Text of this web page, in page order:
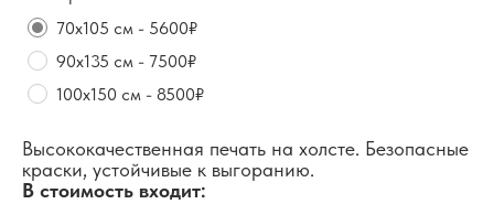
70х105 см - 5600₽
90х135 см - 7500₽
100х150 см - 8500₽
Высококачественная печать на холсте. Безопасные
краски, устойчивые к выгоранию.
В стоимость входит: